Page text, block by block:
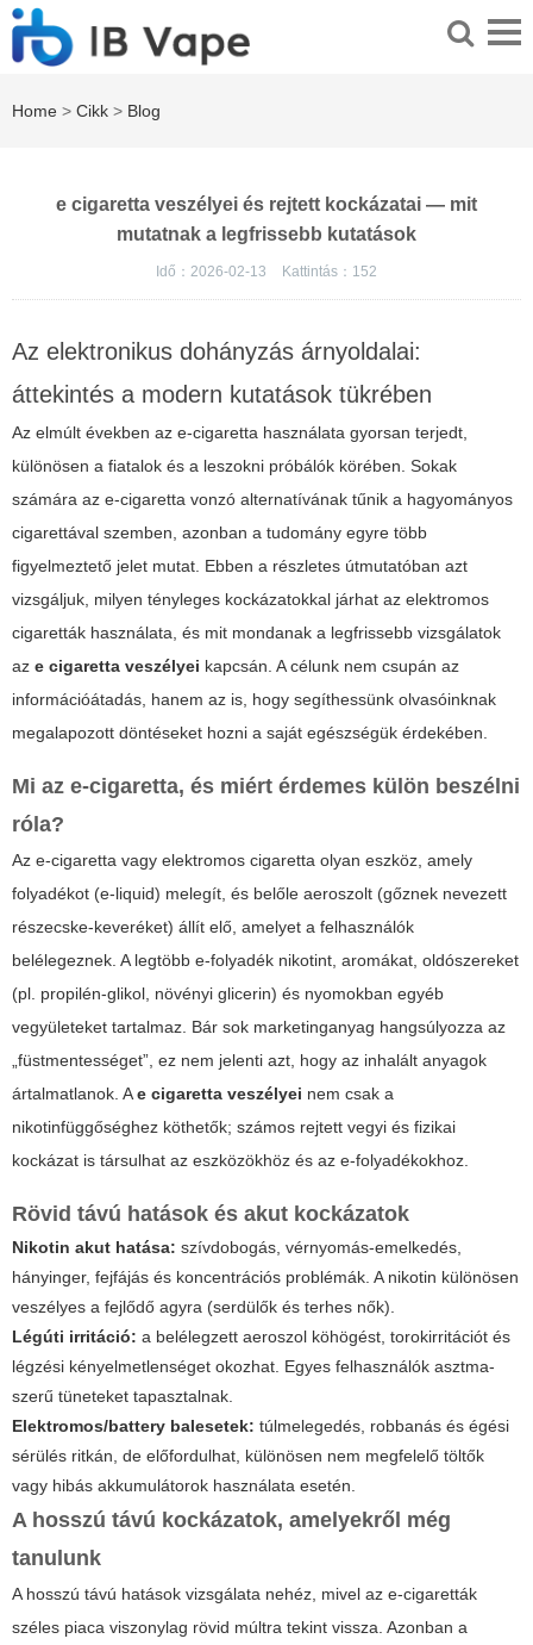
Home > Cikk > Blog
e cigaretta veszélyei és rejtett kockázatai — mit
mutatnak a legfrissebb kutatások
Idő：2026-02-13 Kattintás： 152
Az elektronikus dohányzás árnyoldalai:
áttekintés a modern kutatások tükrében
Az elmúlt években az e-cigaretta használata gyorsan terjedt,
különösen a fiatalok és a leszokni próbálók körében. Sokak
számára az e-cigaretta vonzó alternatívának tűnik a hagyományos
cigarettával szemben, azonban a tudomány egyre több
figyelmeztető jelet mutat. Ebben a részletes útmutatóban azt
vizsgáljuk, milyen tényleges kockázatokkal járhat az elektromos
cigaretták használata, és mit mondanak a legfrissebb vizsgálatok
az e cigaretta veszélyei kapcsán. A célunk nem csupán az
információátadás, hanem az is, hogy segíthessünk olvasóinknak
megalapozott döntéseket hozni a saját egészségük érdekében.
Mi az e-cigaretta, és miért érdemes külön beszélni
róla?
Az e-cigaretta vagy elektromos cigaretta olyan eszköz, amely
folyadékot (e-liquid) melegít, és belőle aeroszolt (gőznek nevezett
részecske-keveréket) állít elő, amelyet a felhasználók
belélegeznek. A legtöbb e-folyadék nikotint, aromákat, oldószereket
(pl. propilén-glikol, növényi glicerin) és nyomokban egyéb
vegyületeket tartalmaz. Bár sok marketinganyag hangsúlyozza az
„füstmentességet”, ez nem jelenti azt, hogy az inhalált anyagok
ártalmatlanok. Ae cigaretta veszélyei nem csak a
nikotinfüggőséghez köthetők; számos rejtett vegyi és fizikai
kockázat is társulhat az eszközökhöz és az e-folyadékokhoz.
Rövid távú hatások és akut kockázatok
Nikotin akut hatása: szívdobogás, vérnyomás-emelkedés,
hányinger, fejfájás és koncentrációs problémák. A nikotin különösen
veszélyes a fejlődő agyra (serdülők és terhes nők).
Légúti irritáció: a belélegzett aeroszol köhögést, torokirritációt és
légzési kényelmetlenséget okozhat. Egyes felhasználók asztma-
szerű tüneteket tapasztalnak.
Elektromos/battery balesetek: túlmelegedés, robbanás és égési
sérülés ritkán, de előfordulhat, különösen nem megfelelő töltők
vagy hibás akkumulátorok használata esetén.
A hosszú távú kockázatok, amelyekről még
tanulunk
A hosszú távú hatások vizsgálata nehéz, mivel az e-cigaretták
széles piaca viszonylag rövid múltra tekint vissza. Azonban a